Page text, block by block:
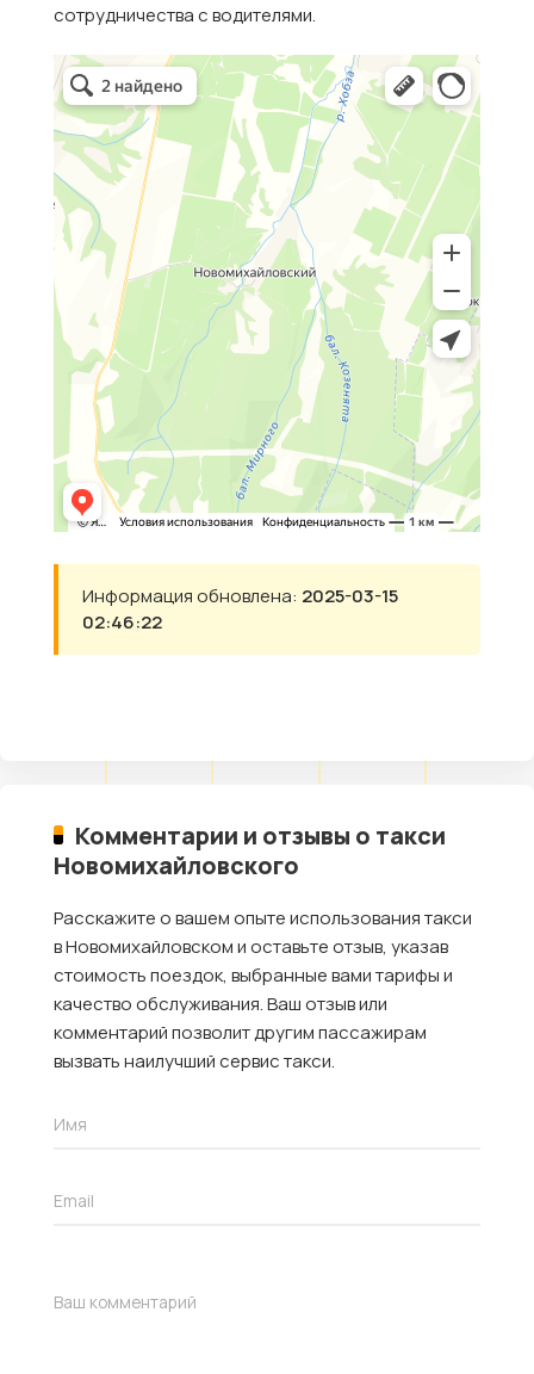
сотрудничества с водителями.
Информация обновлена: 2025-03-15
02:46:22
Комментарии и отзывы о такси
Новомихайловского
Расскажите о вашем опыте использования такси
в Новомихайловском и оставьте отзыв, указав
стоимость поездок, выбранные вами тарифы и
качество обслуживания. Ваш отзыв или
комментарий позволит другим пассажирам
вызвать наилучший сервис такси.